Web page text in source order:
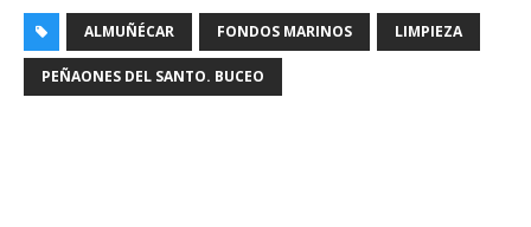
ALMUÑÉCAR FONDOS MARINOS LIMPIEZA
PEÑAONES DEL SANTO. BUCEO